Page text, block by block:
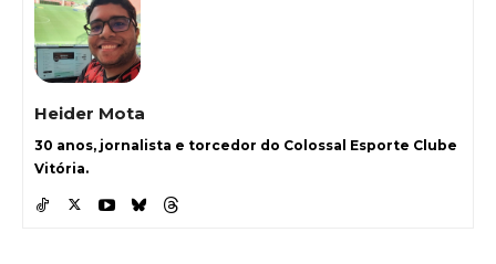
Heider Mota
30 anos, jornalista e torcedor do Colossal Esporte Clube
Vitória.